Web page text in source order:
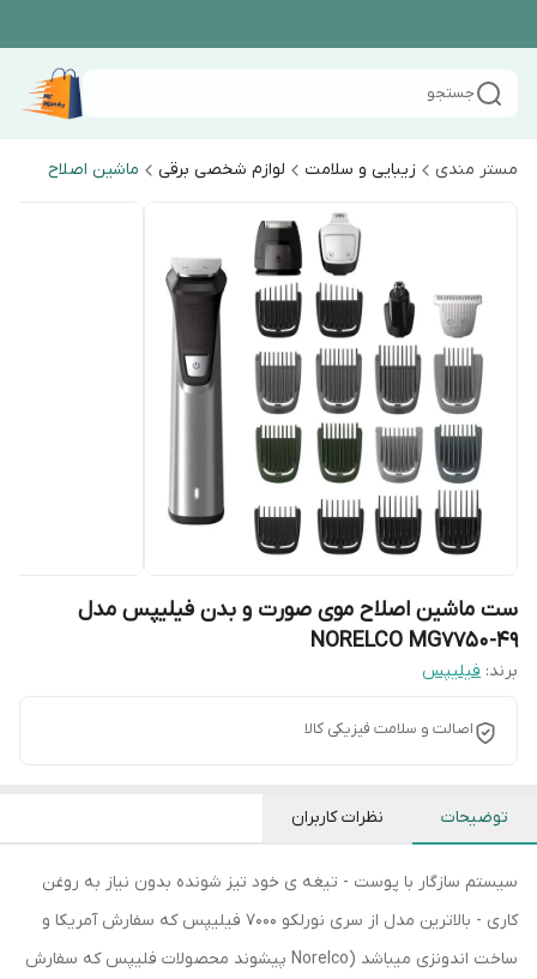
جستجو
مستر مندی زیبایی و سلامت لوازم شخصی برقی ماشین اصلاح
ست ماشین اصلاح موی صورت و بدن فیلیپس مدل
NORELCO MG7750-49
برند: فیلیپس
اصالت و سلامت فیزیکی کالا
توضیحات نظرات کاربران
سیستم سازگار با پوست - تیغه ی خود تیز شونده بدون نیاز به روغن
کاری - بالاترین مدل از سری نورلکو 7000 فیلیپس که سفارش آمریکا و
ساخت اندونزی میباشد (Norelco پیشوند محصولات فلیپس که سفارش